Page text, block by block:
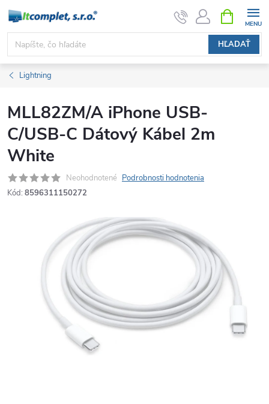
Prejsť
obsah
HĽADAŤ
KOŠÍK
Lightning
MLL82ZM/A iPhone USB-
C/USB-C Dátový Kábel 2m
White
Neohodnotené Podrobnosti hodnotenia
Kód: 8596311150272